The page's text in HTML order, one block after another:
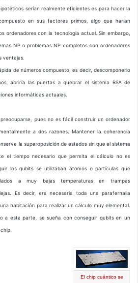
serían realmente eficientes es para hacer la
en sus factores primos, algo que harían
ordenadores con la tecnología actual. Sin embargo,
NP o problemas NP completos con ordenadores
ventajas.
de números compuesto, es decir, descomponerlo
abriría las puertas a quebrar el sistema RSA de
informáticas actuales.
pues no es fácil construir un ordenador
a dos razones. Mantener la coherencia
la superoposición de estados sin que el sistema
el tiempo necesario que permita el cálculo no es
los qubits se utilizaban átomos o partículas que
a muy bajas temperaturas en trampas
Es decir, era necesaria toda una parafernalia
habitación para realizar un cálculo muy elemental.
a esta parte, se sueña con conseguir qubits en un
El chip cuántico se